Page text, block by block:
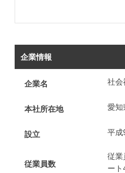
企業情報
企業名 社会
本社所在地 愛知
設立 平成
従業員数
従業
ート